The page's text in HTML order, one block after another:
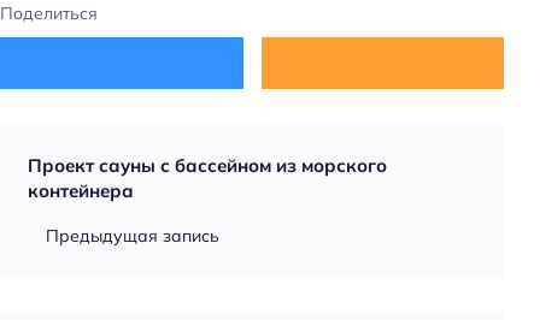
Поделиться
Проект сауны с бассейном из морского
контейнера
Предыдущая запись